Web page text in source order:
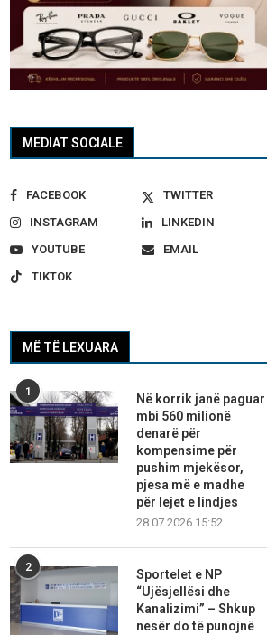
MEDIAT SOCIALE
FACEBOOK
TWITTER
INSTAGRAM
LINKEDIN
YOUTUBE
EMAIL
TIKTOK
MË TË LEXUARA
1
Në korrik janë paguar
mbi 560 milionë
denarë për
kompensime për
pushim mjekësor,
pjesa më e madhe
për lejet e lindjes
28.07.2026 15:52
2
Sportelet e NP
“Ujësjellësi dhe
Kanalizimi” – Shkup
nesër do të punojnë